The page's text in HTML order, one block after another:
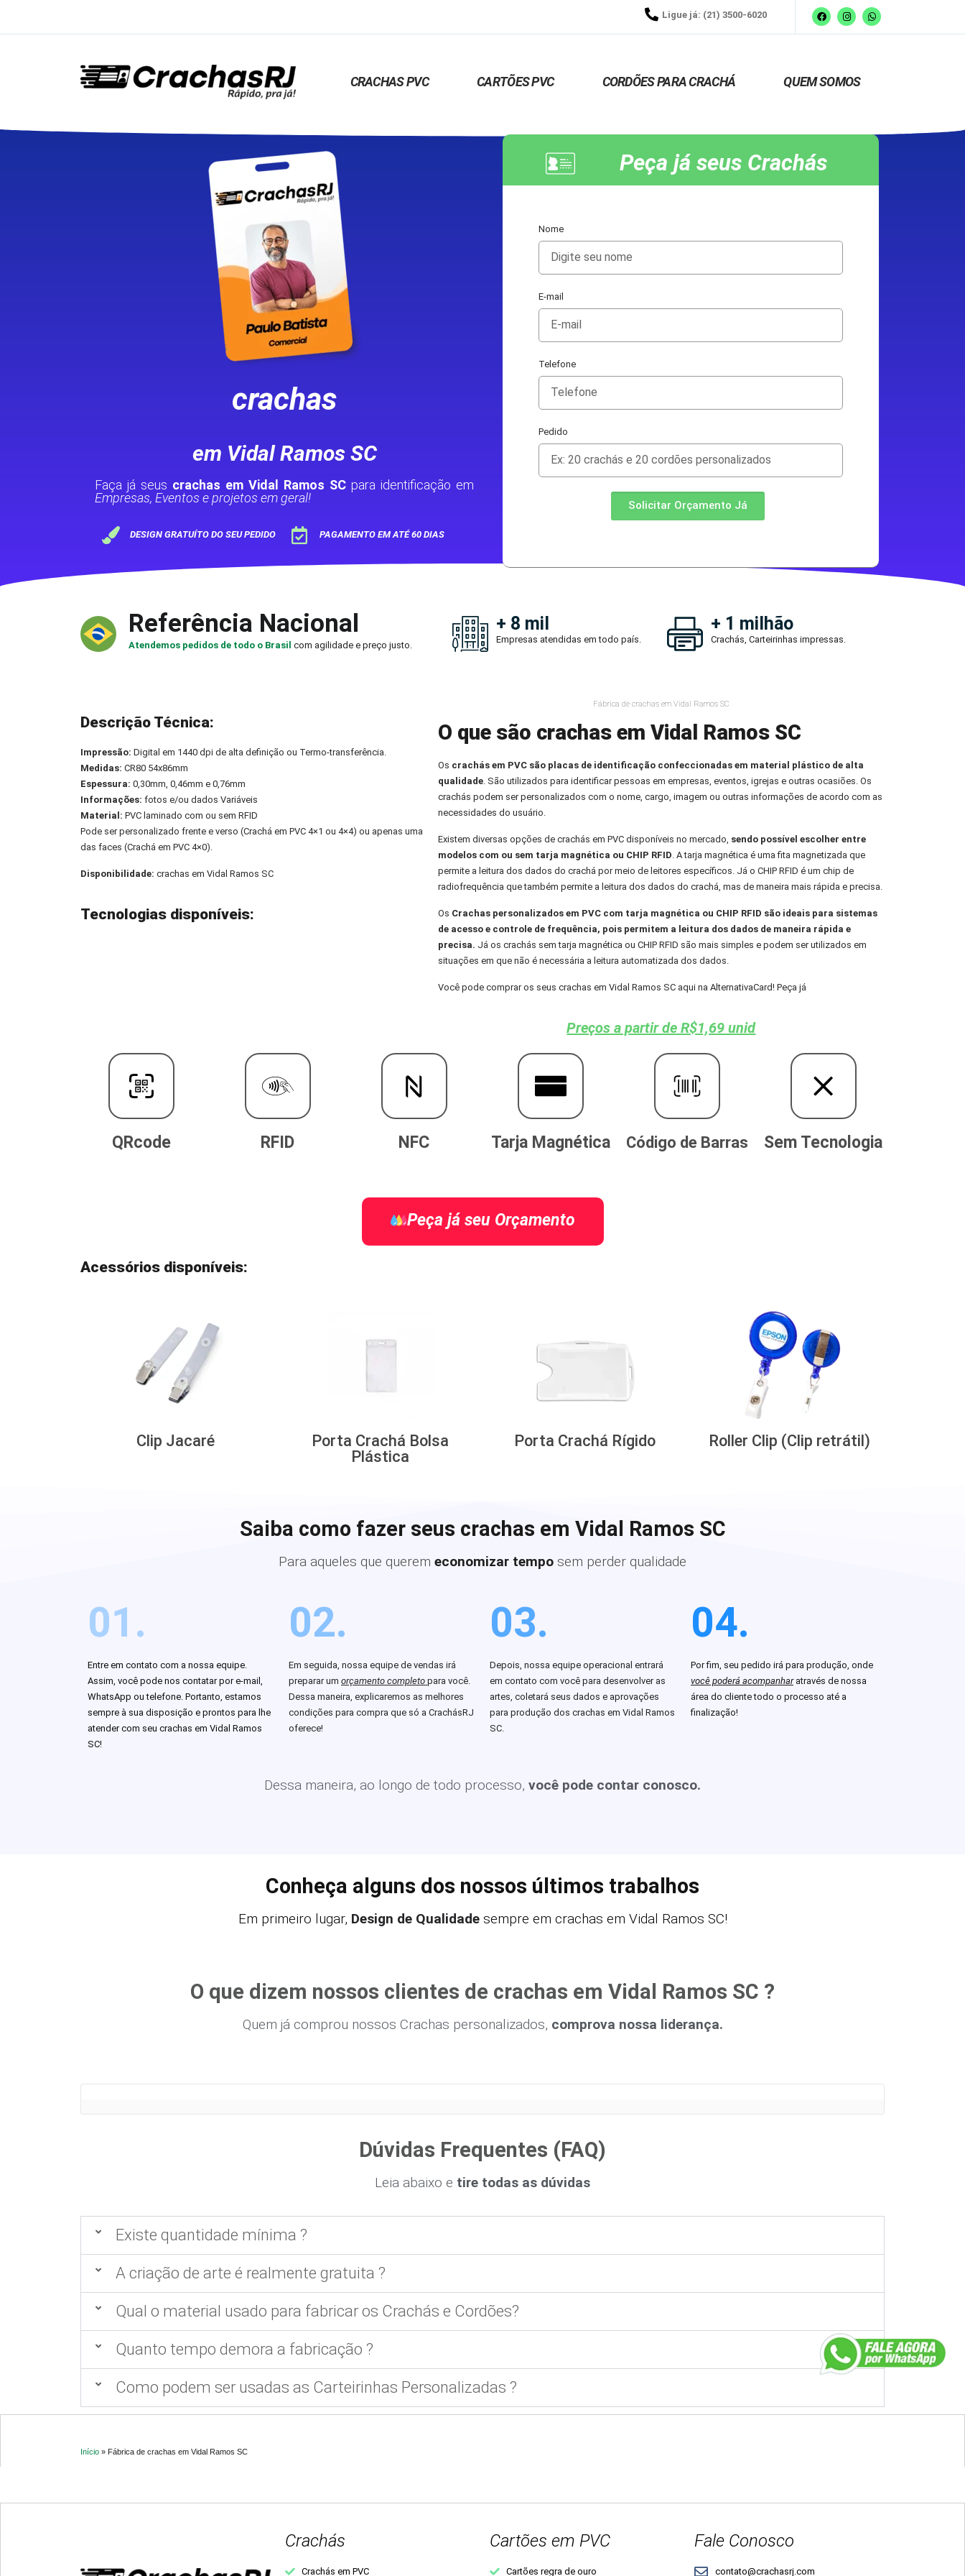
Ligue já: (21) 3500-6020
CRACHAS PVC CARTÕES PVC CORDÕES PARA CRACHÁ QUEM SOMOS
crachas
em Vidal Ramos SC
Faça já seus crachas em Vidal Ramos SC para identificação em
Empresas, Eventos e projetos em geral!
DESIGN GRATUÍTO DO SEU PEDIDO PAGAMENTO EM ATÉ 60 DIAS
Peça já seus Crachás
Nome
E-mail
Telefone
Pedido
Solicitar Orçamento Já
Referência Nacional
Atendemos pedidos de todo o Brasil com agilidade e preço justo.
+ 8 mil
Empresas atendidas em todo país.
+ 1 milhão
Crachás, Carteirinhas impressas.
Descrição Técnica:
Impressão: Digital em 1440 dpi de alta definição ou Termo-transferência.
Medidas: CR80 54x86mm
Espessura: 0,30mm, 0,46mm e 0,76mm
Informações: fotos e/ou dados Variáveis
Material: PVC laminado com ou sem RFID
Pode ser personalizado frente e verso (Crachá em PVC 4×1 ou 4×4) ou apenas uma
das faces (Crachá em PVC 4×0).
Disponibilidade: crachas em Vidal Ramos SC
Tecnologias disponíveis:
Fábrica de crachas em Vidal Ramos SC
O que são crachas em Vidal Ramos SC
Os crachás em PVC são placas de identificação confeccionadas em material plástico de alta
qualidade. São utilizados para identificar pessoas em empresas, eventos, igrejas e outras ocasiões. Os
crachás podem ser personalizados com o nome, cargo, imagem ou outras informações de acordo com as
necessidades do usuário.
Existem diversas opções de crachás em PVC disponíveis no mercado, sendo possível escolher entre
modelos com ou sem tarja magnética ou CHIP RFID . A tarja magnética é uma fita magnetizada que
permite a leitura dos dados do crachá por meio de leitores específicos. Já o CHIP RFID é um chip de
radiofrequência que também permite a leitura dos dados do crachá, mas de maneira mais rápida e precisa.
Os Crachas personalizadosem PVC com tarja magnética ou CHIP RFID são ideais para sistemas
de acesso e controle de frequência, pois permitem a leitura dos dados de maneira rápida e
precisa. Já os crachás sem tarja magnética ou CHIP RFID são mais simples e podem ser utilizados em
situações em que não é necessária a leitura automatizada dos dados.
Você pode comprar os seus crachas em Vidal Ramos SC aqui na AlternativaCard! Peça já
Preços a partir de R$1,69 unid
QRcode RFID NFC Tarja Magnética Código de Barras Sem Tecnologia
Peça já seu Orçamento
Acessórios disponíveis:
Clip Jacaré
Porta Crachá Bolsa
Plástica
Porta Crachá Rígido Roller Clip (Clip retrátil)
Saiba como fazer seus crachas em Vidal Ramos SC
Para aqueles que querem economizar tempo sem perder qualidade
01.
Entre em contato com a nossa equipe.
Assim, você pode nos contatar por e-mail,
WhatsApp ou telefone. Portanto, estamos
sempre à sua disposição e prontos para lhe
atender com seu crachas em Vidal Ramos
SC!
02.
Em seguida, nossa equipe de vendas irá
preparar um orçamento completo para você.
Dessa maneira, explicaremos as melhores
condições para compra que só a CrachásRJ
oferece!
03.
Depois, nossa equipe operacional entrará
em contato com você para desenvolver as
artes, coletará seus dados e aprovações
para produção dos crachas em Vidal Ramos
SC.
04.
Por fim, seu pedido irá para produção, onde
você poderá acompanharatravés de nossa
área do cliente todo o processo até a
finalização!
Dessa maneira, ao longo de todo processo, você pode contar conosco.
Conheça alguns dos nossos últimos trabalhos
Em primeiro lugar, Design de Qualidade sempre em crachas em Vidal Ramos SC!
O que dizem nossos clientes de crachas em Vidal Ramos SC ?
Quem já comprou nossos Crachas personalizados, comprova nossa liderança.
Dúvidas Frequentes (FAQ)
Leia abaixo e tire todas as dúvidas
Existe quantidade mínima ?
A criação de arte é realmente gratuita ?
Qual o material usado para fabricar os Crachás e Cordões?
Quanto tempo demora a fabricação ?
Como podem ser usadas as Carteirinhas Personalizadas ?
Início » Fábrica de crachas em Vidal Ramos SC
Crachás
Crachás em PVC
Cartões em PVC
Cartões regra de ouro
Fale Conosco
contato@crachasrj.com